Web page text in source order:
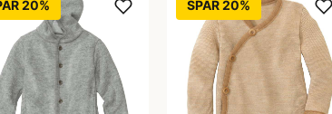
20% SPAR 20%